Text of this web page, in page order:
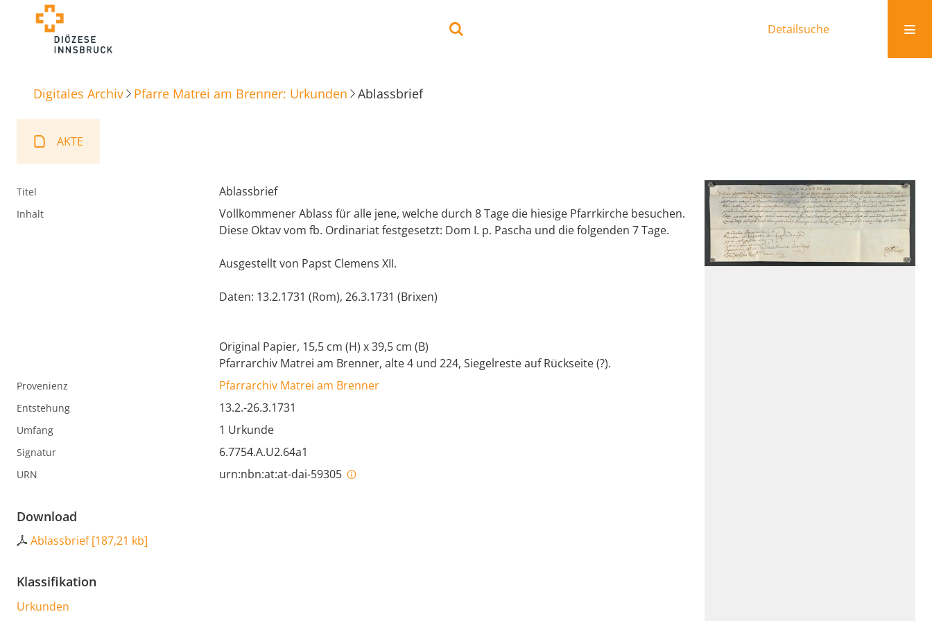
Detailsuche
Digitales Archiv Pfarre Matrei am Brenner: Urkunden Ablassbrief
AKTE
Titel Ablassbrief
Inhalt
Vollkommener Ablass für alle jene, welche durch 8 Tage die hiesige Pfarrkirche besuchen.
Diese Oktav vom fb. Ordinariat festgesetzt: Dom I. p. Pascha und die folgenden 7 Tage.
Ausgestellt von Papst Clemens XII.
Daten: 13.2.1731 (Rom), 26.3.1731 (Brixen)
Original Papier, 15,5 cm (H) x 39,5 cm (B)
Pfarrarchiv Matrei am Brenner, alte 4 und 224, Siegelreste auf Rückseite (?).
Provenienz Pfarrarchiv Matrei am Brenner
Entstehung 13.2.-26.3.1731
Umfang 1 Urkunde
Signatur 6.7754.A.U2.64a1
URN urn:nbn:at:at-dai-59305
Download
Ablassbrief[187,21 kb]
Klassifikation
Urkunden